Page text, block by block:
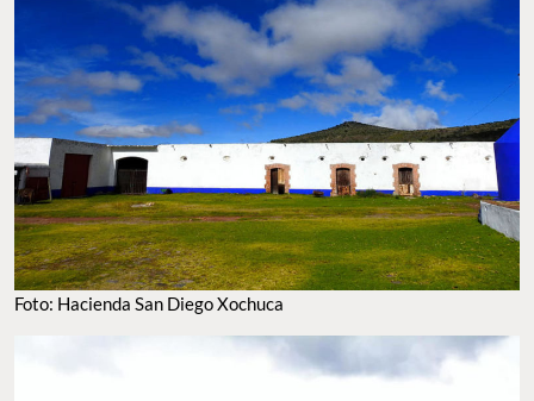
FOTO: HACIENDA SAN DIEGO XOCHUCA